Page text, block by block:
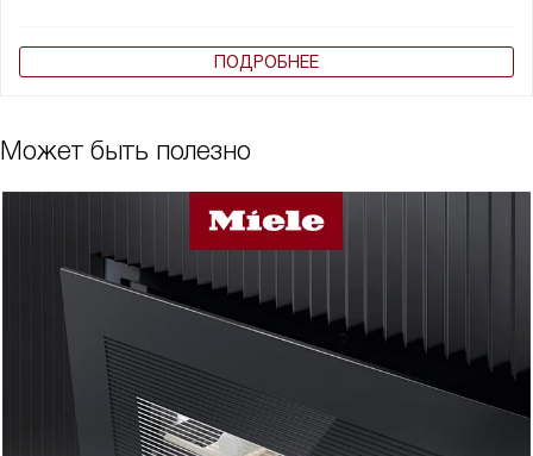
ПОДРОБНЕЕ
Может быть полезно